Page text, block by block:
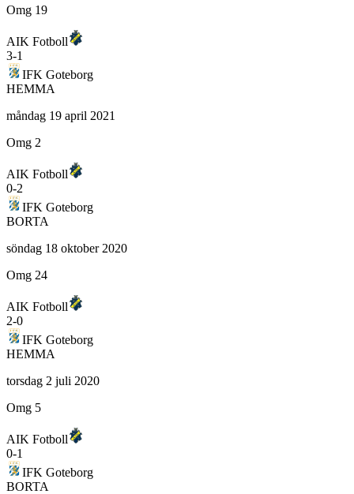
Omg 19
AIK Fotboll
3-1
IFK Goteborg
HEMMA
måndag 19 april 2021
Omg 2
AIK Fotboll
0-2
IFK Goteborg
BORTA
söndag 18 oktober 2020
Omg 24
AIK Fotboll
2-0
IFK Goteborg
HEMMA
torsdag 2 juli 2020
Omg 5
AIK Fotboll
0-1
IFK Goteborg
BORTA